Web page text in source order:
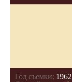
Год съемки: 1962